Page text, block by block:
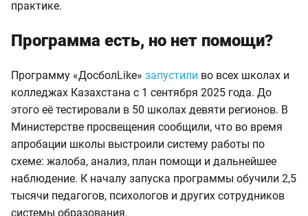
практике.
Программа есть, но нет помощи?
Программу «ДосболLike» запустили во всех школах и
колледжах Казахстана с 1 сентября 2025 года. До
этого её тестировали в 50 школах девяти регионов. В
Министерстве просвещения сообщили, что во время
апробации школы выстроили систему работы по
схеме: жалоба, анализ, план помощи и дальнейшее
наблюдение. К началу запуска программы обучили 2,5
тысячи педагогов, психологов и других сотрудников
системы образования.